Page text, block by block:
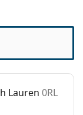
Lauren 0RL